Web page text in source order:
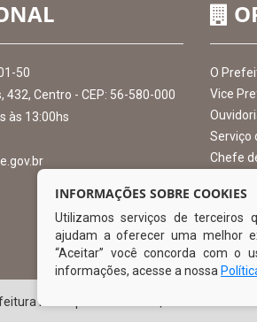
,06 de agosto de 2026
432, Centro - CEP: 56-580-000
às 13:00hs
O
Vice
Chefe
INFORMAÇÕES SOBRE COOKIES
Utilizamos serviços de terceiros
ajudam a oferecer uma melhor
“Aceitar” você concorda com o
informações, acesse a nossa